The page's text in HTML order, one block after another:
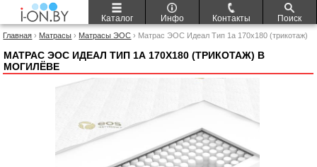
Каталог Инфо Контакты Поиск
Главная › Матрасы › Матрасы ЭОС › Матрас ЭОС Идеал Тип 1а 170x180 (трикотаж)
МАТРАС ЭОС ИДЕАЛ ТИП 1А 170X180 (ТРИКОТАЖ) В
МОГИЛЁВЕ